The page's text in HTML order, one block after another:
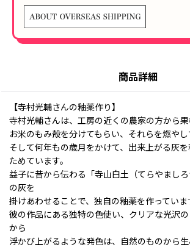
商品詳細
【寺村光輔さんの釉薬作り】
寺村光輔さんは、工房の近くの農家の方から果
お米のもみ殻を分けてもらい、それらを燃やし
そして何年もの歳月をかけて、出来上がる灰
ためています。
益子に昔から伝わる「寺山白土（てらやまし
の灰を
掛けあわせることで、独自の釉薬を作っていま
彼の作品にある独特の色使い、クリアな光沢
から
浮かび上がるような発色は、自然のものから